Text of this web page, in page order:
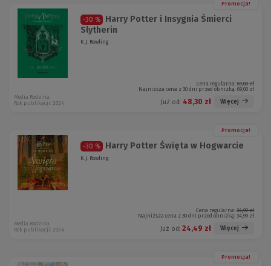
Promocja!
-30 %
Harry Potter i Insygnia Śmierci
Slytherin
K.J. Rowling
Cena regularna: 69,00 zł
Najniższa cena z 30 dni przed obniżką: 69,00 zł
Już od: 48,30 zł Więcej
Media Rodzina
Rok publikacji: 2024
Promocja!
-30 % Harry Potter Święta w Hogwarcie
K.J. Rowling
Cena regularna: 34,99 zł
Najniższa cena z 30 dni przed obniżką: 34,99 zł
Już od: 24,49 zł Więcej
Media Rodzina
Rok publikacji: 2024
Promocja!